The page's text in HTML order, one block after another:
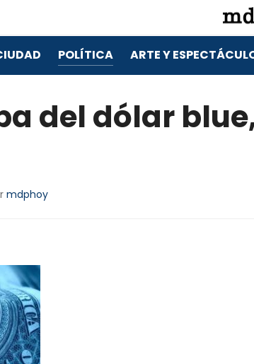
POLÍTICA ARTE Y
del dólar
mdphoy